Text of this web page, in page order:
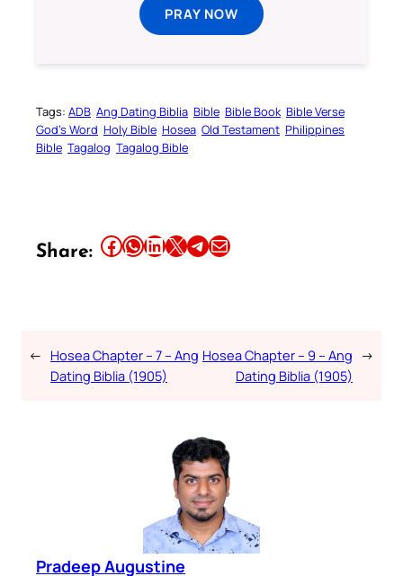
PRAY NOW
Tags: ADB Ang Dating Biblia Bible Bible Book Bible Verse
God’s Word Holy Bible Hosea Old Testament Philippines
Bible Tagalog Tagalog Bible
Share: Share this article on Facebook Share this article on WhatsApp Share this article on LinkedIn Share this article on X Share this article on TelegramEmail this Article
← Hosea Chapter – 7 – Ang
Dating Biblia (1905)
Hosea Chapter – 9 – Ang
Dating Biblia (1905)
→
Pradeep Augustine